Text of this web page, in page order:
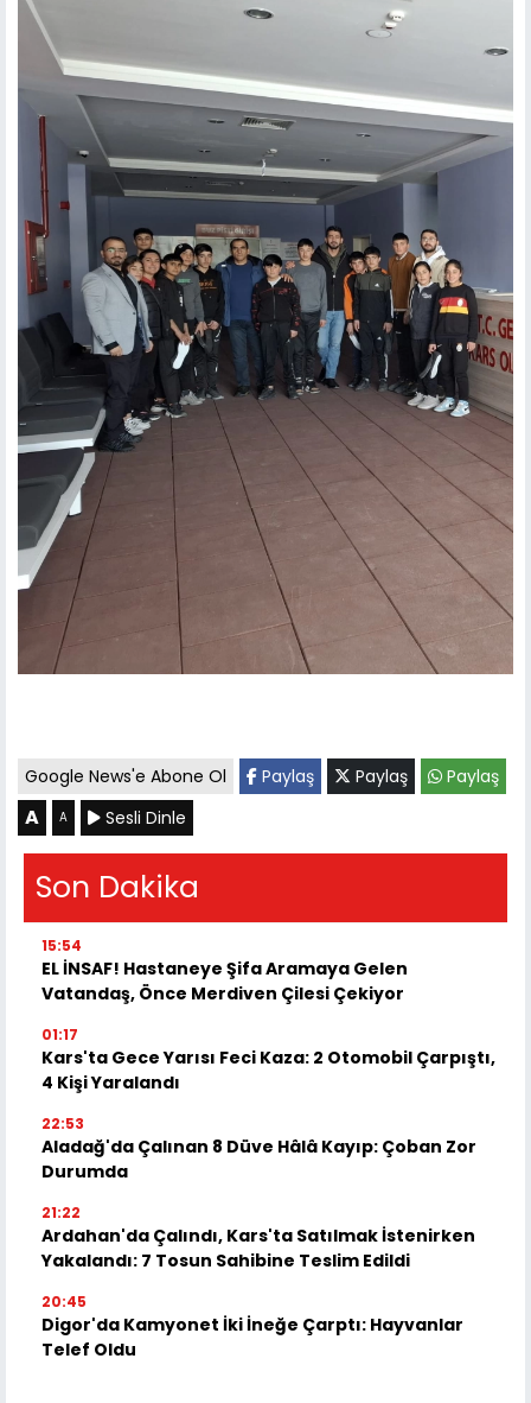
Google News'e Abone Ol Paylaş Paylaş Paylaş
A A Sesli Dinle
Son Dakika
15:54
EL İNSAF! Hastaneye Şifa Aramaya Gelen
Vatandaş, Önce Merdiven Çilesi Çekiyor
01:17
Kars'ta Gece Yarısı Feci Kaza: 2 Otomobil Çarpıştı,
4 Kişi Yaralandı
22:53
Aladağ'da Çalınan 8 Düve Hâlâ Kayıp: Çoban Zor
Durumda
21:22
Ardahan'da Çalındı, Kars'ta Satılmak İstenirken
Yakalandı: 7 Tosun Sahibine Teslim Edildi
20:45
Digor'da Kamyonet İki İneğe Çarptı: Hayvanlar
Telef Oldu